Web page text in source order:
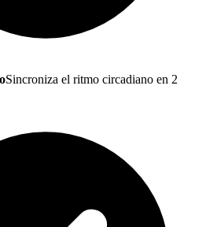
Sincroniza el ritmo circadiano en 2